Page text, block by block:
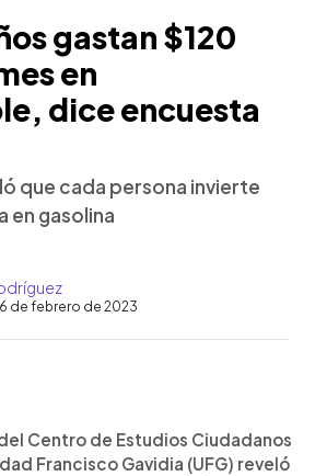
gastan $120
en
dice encuesta
que cada persona invierte
en gasolina
de febrero de 2023
Centro de Estudios Ciudadanos
Francisco Gavidia (UFG) reveló